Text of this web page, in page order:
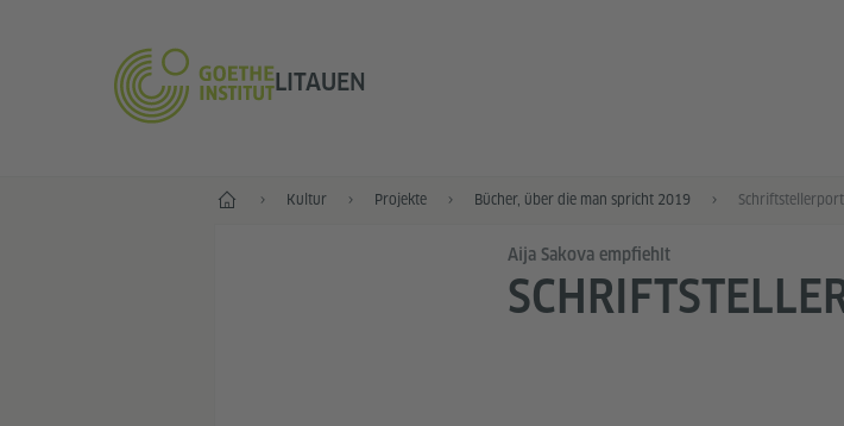
LITAUEN
Start Kultur Projekte Bücher, über die man spricht 2019
Aija Sakova empfiehlt